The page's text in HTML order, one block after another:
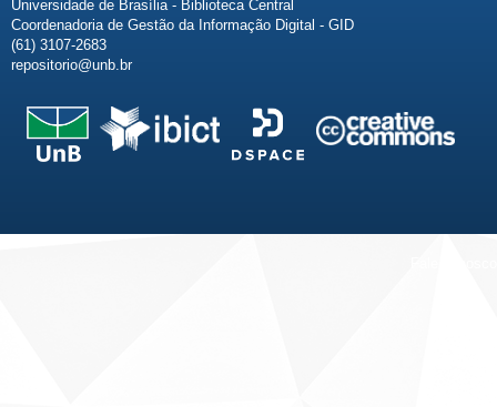
Universidade de Brasília - Biblioteca Central
Coordenadoria de Gestão da Informação Digital - GID
(61) 3107-2683
repositorio@unb.br